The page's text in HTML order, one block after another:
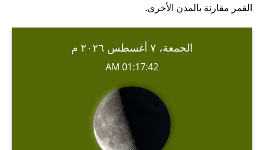
القمر مقارنة بالمدن الأخرى.
الجمعة، ٧ أغسطس ٢٠٢٦ م
01:17:42 AM